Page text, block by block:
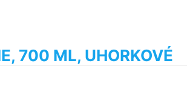
700 ML, UHORKOVÉ